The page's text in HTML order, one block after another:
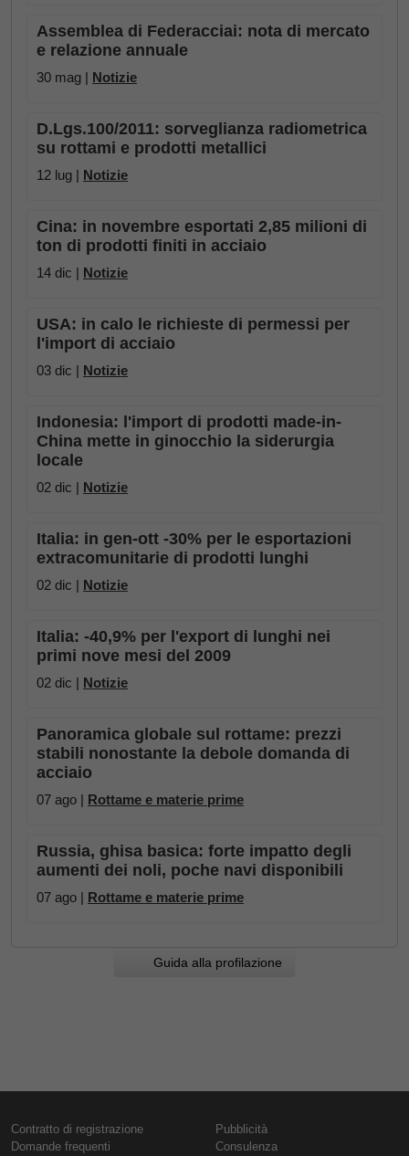
Assemblea di Federacciai: nota di mercato
e relazione annuale
30 mag | Notizie
D.Lgs.100/2011: sorveglianza radiometrica
su rottami e prodotti metallici
12 lug | Notizie
Cina: in novembre esportati 2,85 milioni di
ton di prodotti finiti in acciaio
14 dic | Notizie
USA: in calo le richieste di permessi per
l'import di acciaio
03 dic | Notizie
Indonesia: l'import di prodotti made-in-
China mette in ginocchio la siderurgia
locale
02 dic | Notizie
Italia: in gen-ott -30% per le esportazioni
extracomunitarie di prodotti lunghi
02 dic | Notizie
Italia: -40,9% per l'export di lunghi nei
primi nove mesi del 2009
02 dic | Notizie
Panoramica globale sul rottame: prezzi
stabili nonostante la debole domanda di
acciaio
07 ago | Rottame e materie prime
Russia, ghisa basica: forte impatto degli
aumenti dei noli, poche navi disponibili
07 ago | Rottame e materie prime
Guida alla profilazione
Contratto di registrazione
Domande frequenti
Pubblicità
Consulenza